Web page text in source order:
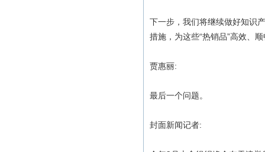
下一步，我们将继续做好知识
措施，为这些“热销品”高效、
贾惠丽:
最后一个问题。
封面新闻记者: